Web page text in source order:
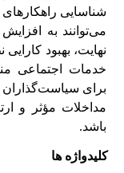
شناسایی
می‌توانند به
نهایت، بهبود
خدمات اجتماعی
برای سیاست‌گذاران
مداخلات مؤثر و
باشد.
کلیدواژه ها